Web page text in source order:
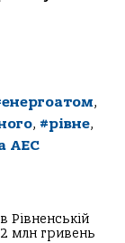
,
, #рівне,
АЕС
Рівненській
млн гривень